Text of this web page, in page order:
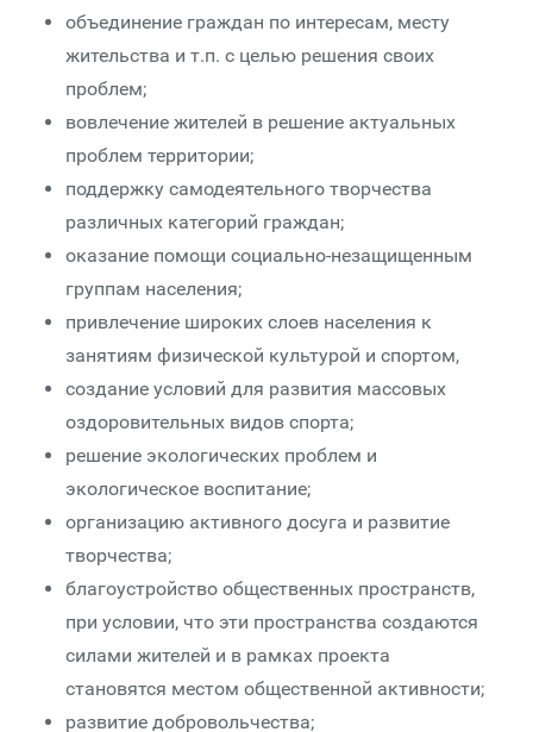
объединение граждан по интересам, месту
жительства и т.п. с целью решения своих
проблем;
вовлечение жителей в решение актуальных
проблем территории;
поддержку самодеятельного творчества
различных категорий граждан;
оказание помощи социально-незащищенным
группам населения;
привлечение широких слоев населения к
занятиям физической культурой и спортом,
создание условий для развития массовых
оздоровительных видов спорта;
решение экологических проблем и
экологическое воспитание;
организацию активного досуга и развитие
творчества;
благоустройство общественных пространств,
при условии, что эти пространства создаются
силами жителей и в рамках проекта
становятся местом общественной активности;
развитие добровольчества;